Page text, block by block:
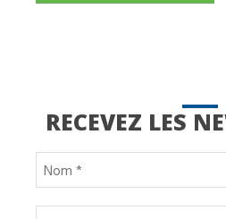
RECEVEZ LES